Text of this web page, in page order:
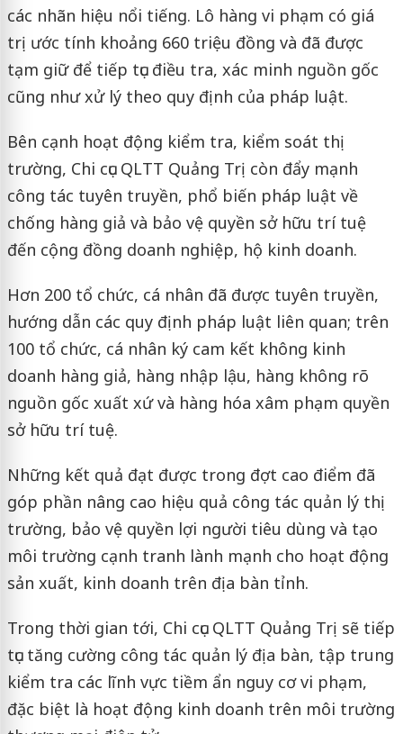
các nhãn hiệu nổi tiếng. Lô hàng vi phạm có giá
trị ước tính khoảng 660 triệu đồng và đã được
tạm giữ để tiếp tục điều tra, xác minh nguồn gốc
cũng như xử lý theo quy định của pháp luật.
Bên cạnh hoạt động kiểm tra, kiểm soát thị
trường, Chi cục QLTT Quảng Trị còn đẩy mạnh
công tác tuyên truyền, phổ biến pháp luật về
chống hàng giả và bảo vệ quyền sở hữu trí tuệ
đến cộng đồng doanh nghiệp, hộ kinh doanh.
Hơn 200 tổ chức, cá nhân đã được tuyên truyền,
hướng dẫn các quy định pháp luật liên quan; trên
100 tổ chức, cá nhân ký cam kết không kinh
doanh hàng giả, hàng nhập lậu, hàng không rõ
nguồn gốc xuất xứ và hàng hóa xâm phạm quyền
sở hữu trí tuệ.
Những kết quả đạt được trong đợt cao điểm đã
góp phần nâng cao hiệu quả công tác quản lý thị
trường, bảo vệ quyền lợi người tiêu dùng và tạo
môi trường cạnh tranh lành mạnh cho hoạt động
sản xuất, kinh doanh trên địa bàn tỉnh.
Trong thời gian tới, Chi cục QLTT Quảng Trị sẽ tiếp
tục tăng cường công tác quản lý địa bàn, tập trung
kiểm tra các lĩnh vực tiềm ẩn nguy cơ vi phạm,
đặc biệt là hoạt động kinh doanh trên môi trường